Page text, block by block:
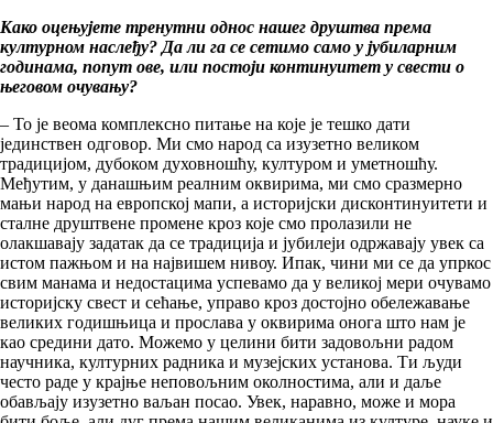
Како оцењујете тренутни однос нашег друштва према
културном наслеђу? Да ли га се сетимо само у јубиларним
годинама, попут ове, или постоји континуитет у свести о
његовом очувању?
– То је веома комплексно питање на које је тешко дати
јединствен одговор. Ми смо народ са изузетно великом
традицијом, дубоком духовношћу, културом и уметношћу.
Међутим, у данашњим реалним оквирима, ми смо сразмерно
мањи народ на европској мапи, а историјски дисконтинуитети и
сталне друштвене промене кроз које смо пролазили не
олакшавају задатак да се традиција и јубилеји одржавају увек са
истом пажњом и на највишем нивоу. Ипак, чини ми се да упркос
свим манама и недостацима успевамо да у великој мери очувамо
историјску свест и сећање, управо кроз достојно обележавање
великих годишњица и прослава у оквирима онога што нам је
као средини дато. Можемо у целини бити задовољни радом
научника, културних радника и музејских установа. Ти људи
често раде у крајње неповољним околностима, али и даље
обављају изузетно ваљан посао. Увек, наравно, може и мора